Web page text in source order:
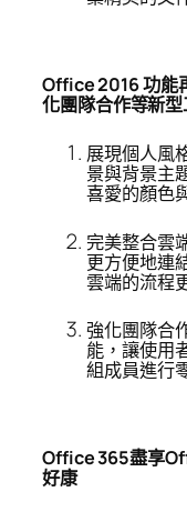
Office 2016功能
化團隊合作等新
展現個人風
景與背景主
喜愛的顏色
完美整合雲
更方便地連
雲端的流程
強化團隊合
能，讓使用
組成員進行
Office 365盡享
好康